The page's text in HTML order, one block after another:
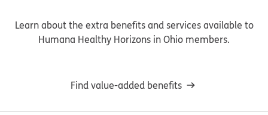
Learn about the extra benefits and services available to
Humana Healthy Horizons in Ohio members.
Find value-added benefits